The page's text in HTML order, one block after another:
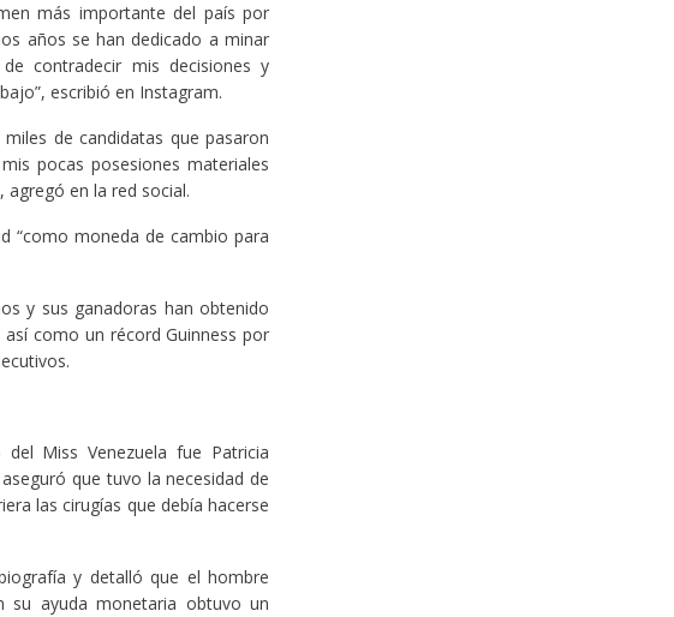
más importante del país por
años se han dedicado a minar
contradecir mis decisiones y
escribió en Instagram.
de candidatas que pasaron
pocas posesiones materiales
agregó en la red social.
“como moneda de cambio para
y sus ganadoras han obtenido
como un récord Guinness por
Miss Venezuela fue Patricia
que tuvo la necesidad de
las cirugías que debía hacerse
y detalló que el hombre
su ayuda monetaria obtuvo un